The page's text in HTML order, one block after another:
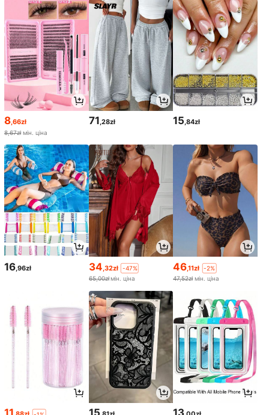
8,66zł
8,67zł мін. ціна
71,28zł 15,84zł
16 ,96zł 34 ,32zł
-47%
65,00złмін. ціна
46,11zł
-2%
47,52zł мін. ціна
11 15 13